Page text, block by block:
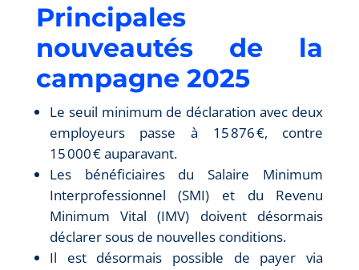
Principales
nouveautés de la
campagne 2025
Le seuil minimum de déclaration avec deux
employeurs passe à 15 876 €, contre
15 000 € auparavant.
Les bénéficiaires du Salaire Minimum
Interprofessionnel (SMI) et du Revenu
Minimum Vital (IMV) doivent désormais
déclarer sous de nouvelles conditions.
Il est désormais possible de payer via